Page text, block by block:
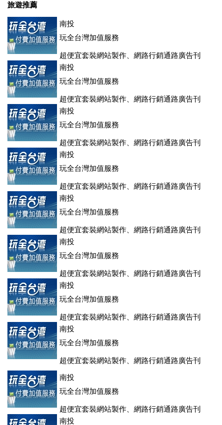
旅遊推薦
南投
玩全台灣加值服務
超便宜套裝網站製作、網路行銷通路廣告刊
登、訂房系統、客房委託旅行社銷售，全面優惠中....
南投
玩全台灣加值服務
超便宜套裝網站製作、網路行銷通路廣告刊
登、訂房系統、客房委託旅行社銷售，全面優惠中....
南投
玩全台灣加值服務
超便宜套裝網站製作、網路行銷通路廣告刊
登、訂房系統、客房委託旅行社銷售，全面優惠中....
南投
玩全台灣加值服務
超便宜套裝網站製作、網路行銷通路廣告刊
登、訂房系統、客房委託旅行社銷售，全面優惠中....
南投
玩全台灣加值服務
超便宜套裝網站製作、網路行銷通路廣告刊
登、訂房系統、客房委託旅行社銷售，全面優惠中....
南投
玩全台灣加值服務
超便宜套裝網站製作、網路行銷通路廣告刊
登、訂房系統、客房委託旅行社銷售，全面優惠中....
南投
玩全台灣加值服務
超便宜套裝網站製作、網路行銷通路廣告刊
登、訂房系統、客房委託旅行社銷售，全面優惠中....
南投
玩全台灣加值服務
超便宜套裝網站製作、網路行銷通路廣告刊
登、訂房系統、客房委託旅行社銷售，全面優惠中....
南投
玩全台灣加值服務
超便宜套裝網站製作、網路行銷通路廣告刊
登、訂房系統、客房委託旅行社銷售，全面優惠中....
南投